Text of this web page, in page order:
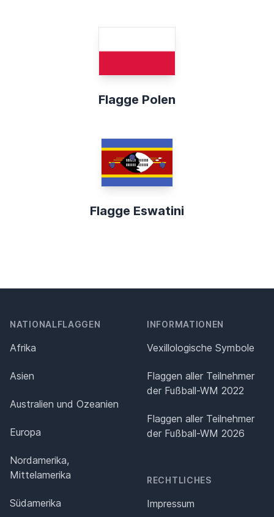
Flagge Polen
Flagge Eswatini
NATIONALFLAGGEN
Afrika
Asien
Australien und Ozeanien
Europa
Nordamerika,
Mittelamerika
Südamerika
INFORMATIONEN
Vexillologische Symbole
Flaggen aller Teilnehmer
der Fußball-WM 2022
Flaggen aller Teilnehmer
der Fußball-WM 2026
RECHTLICHES
Impressum